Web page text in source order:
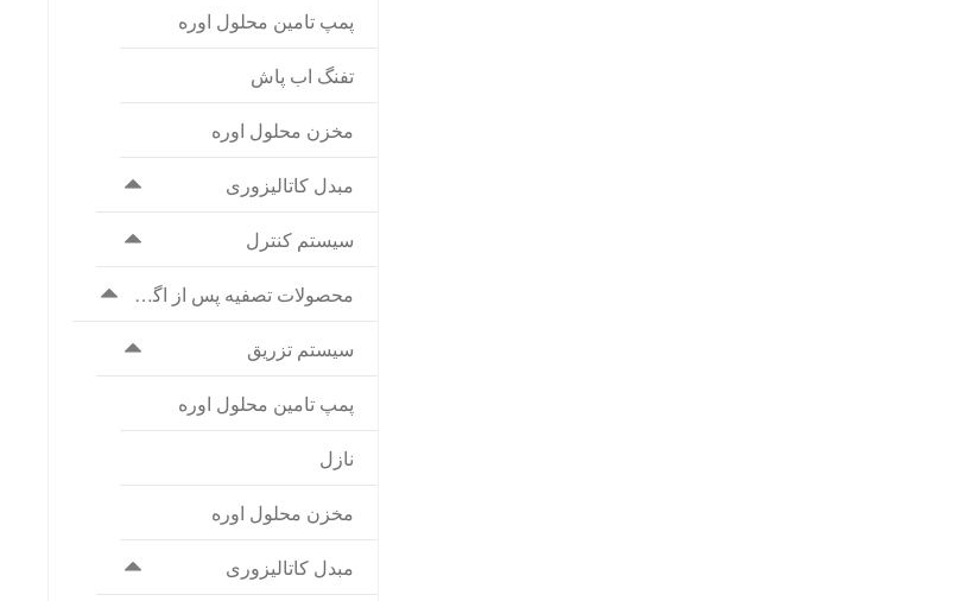
پمپ تامین محلول اوره
تفنگ اب پاش
مخزن محلول اوره
مبدل کاتالیزوری
سیستم کنترل
محصولات تصفیه پس از اگزوز برا
سیستم تزریق
پمپ تامین محلول اوره
نازل
مخزن محلول اوره
مبدل کاتالیزوری